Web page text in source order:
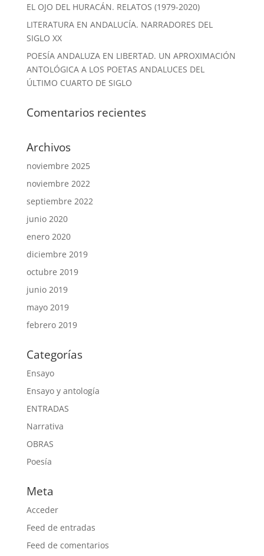
EL OJO DEL HURACÁN. RELATOS (1979-2020)
LITERATURA EN ANDALUCÍA. NARRADORES DEL
SIGLO XX
POESÍA ANDALUZA EN LIBERTAD. UN APROXIMACIÓN
ANTOLÓGICA A LOS POETAS ANDALUCES DEL
ÚLTIMO CUARTO DE SIGLO
Comentarios recientes
Archivos
noviembre 2025
noviembre 2022
septiembre 2022
junio 2020
enero 2020
diciembre 2019
octubre 2019
junio 2019
mayo 2019
febrero 2019
Categorías
Ensayo
Ensayo y antología
ENTRADAS
Narrativa
OBRAS
Poesía
Meta
Acceder
Feed de entradas
Feed de comentarios